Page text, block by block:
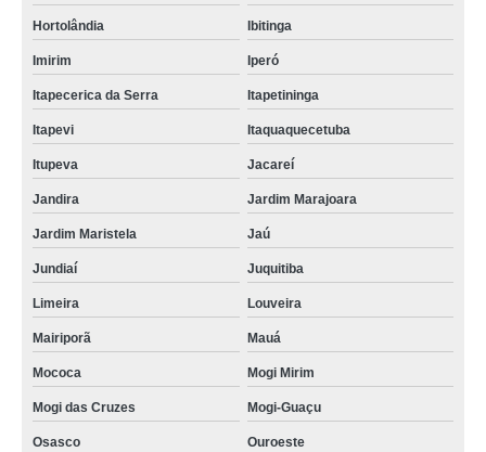
Hortolândia Ibitinga
Imirim Iperó
Itapecerica da Serra Itapetininga
Itapevi Itaquaquecetuba
Itupeva Jacareí
Jandira Jardim Marajoara
Jardim Maristela Jaú
Jundiaí Juquitiba
Limeira Louveira
Mairiporã Mauá
Mococa Mogi Mirim
Mogi das Cruzes Mogi-Guaçu
Osasco Ouroeste